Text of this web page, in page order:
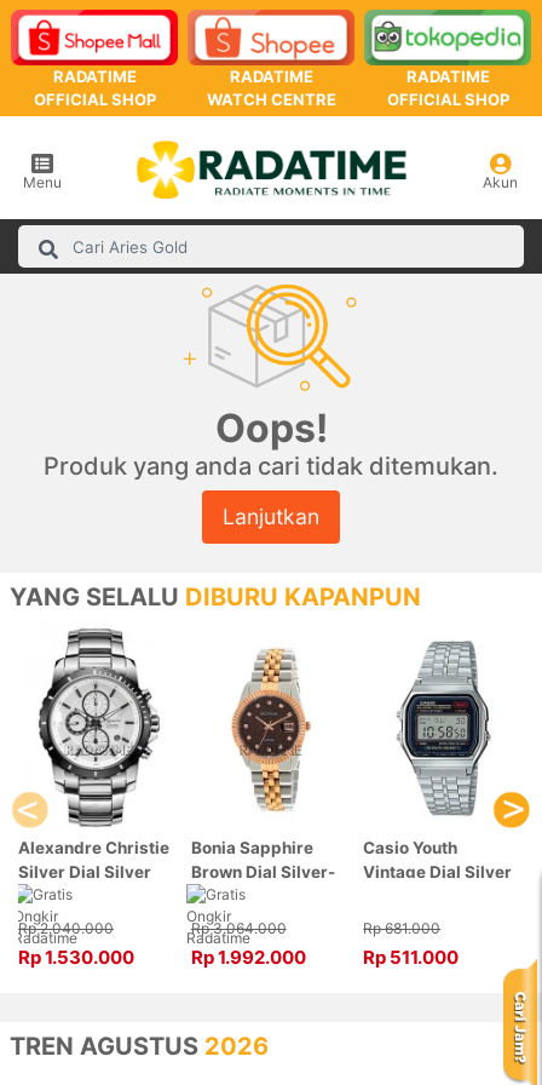
RADATIME
OFFICIAL SHOP
RADATIME
WATCH CENTRE
RADATIME
OFFICIAL SHOP
Menu Akun
Oops!
Produk yang anda cari tidak ditemukan.
Lanjutkan
YANG SELALU DIBURU KAPANPUN
Alexandre Christie
Silver Dial Silver
Stainless Steel,
Case Silver
6141MCBTBSL
Rp 2.040.000
Rp 1.530.000
Bonia Sapphire
Brown Dial Silver-
Rose Gold Stainless
Steel, Case Silver-
Rose Gold
BNB10550-3646
Rp 3.064.000
Rp 1.992.000
Casio Youth
Vintage Dial Silver
Case Silver
Rp 681.000
Rp 511.000
TREN AGUSTUS 2026